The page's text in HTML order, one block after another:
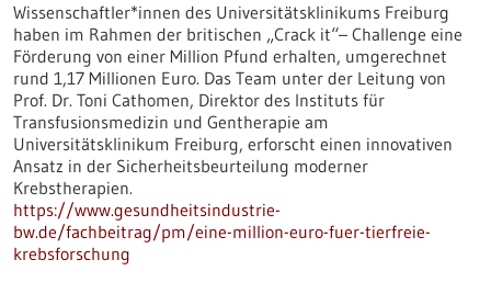
Wissenschaftler*innen des Universitätsklinikums Freiburg
haben im Rahmen der britischen „Crack it“– Challenge eine
Förderung von einer Million Pfund erhalten, umgerechnet
rund 1,17 Millionen Euro. Das Team unter der Leitung von
Prof. Dr. Toni Cathomen, Direktor des Instituts für
Transfusionsmedizin und Gentherapie am
Universitätsklinikum Freiburg, erforscht einen innovativen
Ansatz in der Sicherheitsbeurteilung moderner
Krebstherapien.
https://www.gesundheitsindustrie-
bw.de/fachbeitrag/pm/eine-million-euro-fuer-tierfreie-
krebsforschung